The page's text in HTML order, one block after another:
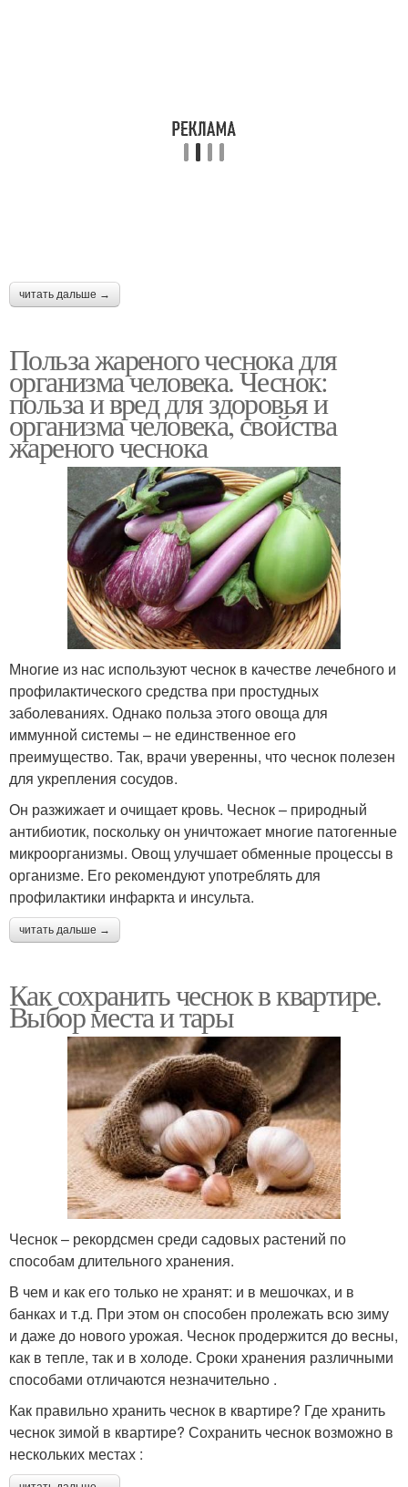
читать дальше →
Польза жареного чеснока для
организма человека. Чеснок:
польза и вред для здоровья и
организма человека, свойства
жареного чеснока
Многие из нас используют чеснок в качестве лечебного и
профилактического средства при простудных
заболеваниях. Однако польза этого овоща для
иммунной системы – не единственное его
преимущество. Так, врачи уверенны, что чеснок полезен
для укрепления сосудов.
Он разжижает и очищает кровь. Чеснок – природный
антибиотик, поскольку он уничтожает многие патогенные
микроорганизмы. Овощ улучшает обменные процессы в
организме. Его рекомендуют употреблять для
профилактики инфаркта и инсульта.
читать дальше →
Как сохранить чеснок в квартире.
Выбор места и тары
Чеснок – рекордсмен среди садовых растений по
способам длительного хранения.
В чем и как его только не хранят: и в мешочках, и в
банках и т.д. При этом он способен пролежать всю зиму
и даже до нового урожая. Чеснок продержится до весны,
как в тепле, так и в холоде. Сроки хранения различными
способами отличаются незначительно .
Как правильно хранить чеснок в квартире? Где хранить
чеснок зимой в квартире? Сохранить чеснок возможно в
нескольких местах :